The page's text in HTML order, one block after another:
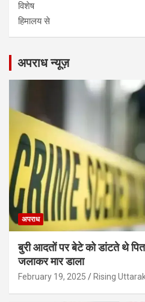
विशेष
हिमालय से
अपराध न्यूज़
अपराध
बुरी आदतों पर बेटे को डांटते थे
जलाकर मार डाला
February 19, 2025 Rising